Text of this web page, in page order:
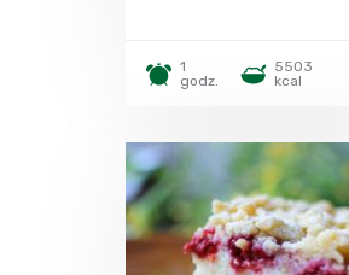
1
godz.
5503
kcal